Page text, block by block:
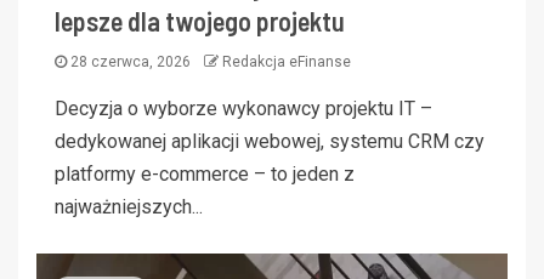
lepsze dla twojego projektu
28 czerwca, 2026 Redakcja eFinanse
Decyzja o wyborze wykonawcy projektu IT –
dedykowanej aplikacji webowej, systemu CRM czy
platformy e-commerce – to jeden z
najważniejszych...